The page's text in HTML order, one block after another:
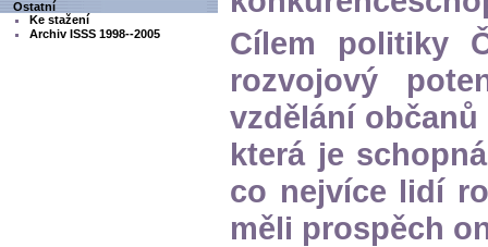
Ostatní
Ke stažení
Archiv ISSS 1998--2005
Cílem politiky
rozvojový
vzdělání
která je
co nejvíce lidí
měli prospěch